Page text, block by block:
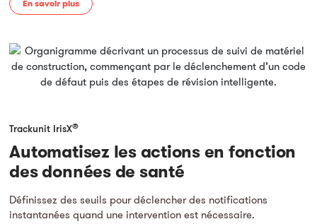
En savoir plus
Trackunit IrisX®
Automatisez les actions en fonction
des données de santé
Définissez des seuils pour déclencher des notifications
instantanées quand une intervention est nécessaire.